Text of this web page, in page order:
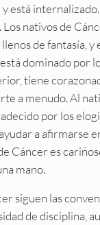
está
nativos de
de fantasía, y
dominado por
tiene
a menudo. Al
por los
a afirmarse
Cáncer es
mano.
siguen las
de disciplina,